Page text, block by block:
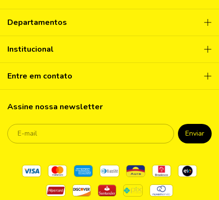
Departamentos
Institucional
Entre em contato
Assine nossa newsletter